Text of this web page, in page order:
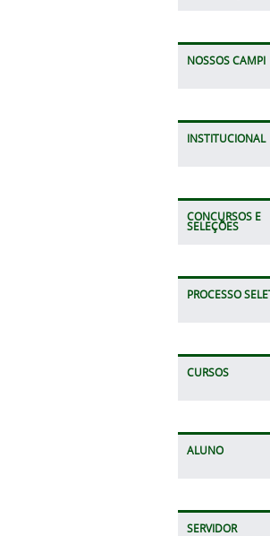
NOSSOS CAMPI
INSTITUCIONAL
CONCURSOS E
SELEÇÕES
PROCESSO
CURSOS
ALUNO
SERVIDOR